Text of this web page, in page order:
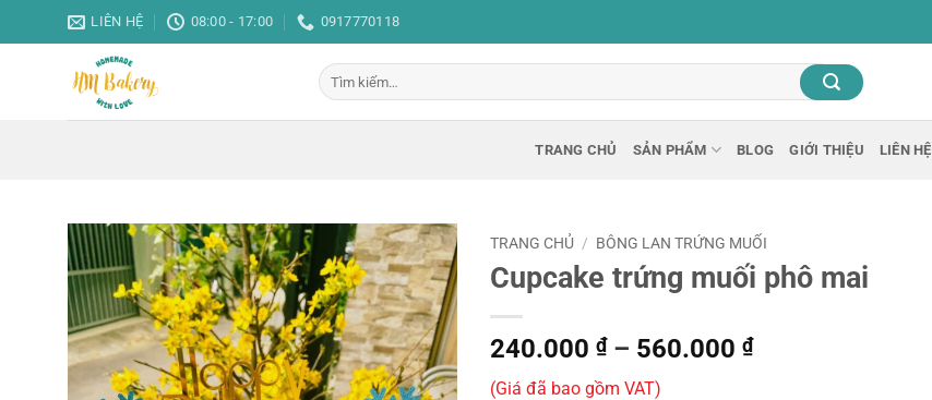
qua
LIÊN HỆ 08:00 - 17:00 0917770118
Tìm
kiếm:
TRANG CHỦ SẢN PHẨM BLOG GIỚI THIỆU LIÊN HỆ
TRANG CHỦ / BÔNG LAN TRỨNG MUỐI
Cupcake trứng muối phô mai
240.000₫ – 560.000₫Khoảng
(Giá đã bao gồm VAT)